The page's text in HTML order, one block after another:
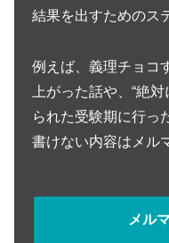
結果を出すためのス
例えば、義理チョコ
上がった話や、“絶
られた受験期に行っ
書けない内容はメル
メル